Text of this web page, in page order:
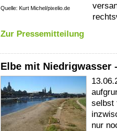
Quelle: Kurt Michel/pixelio.de
Zur Pressemitteilung
Elbe mit Niedrigwasser
selbst
nur